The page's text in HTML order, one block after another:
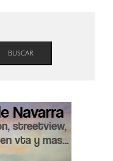
BUSCAR